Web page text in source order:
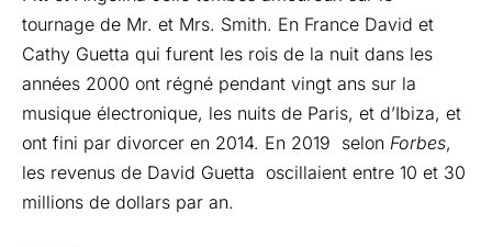
tournage de Mr. et Mrs. Smith. En France David et
Cathy Guetta qui furent les rois de la nuit dans les
années 2000 ont régné pendant vingt ans sur la
musique électronique, les nuits de Paris, et d’Ibiza, et
ont fini par divorcer en 2014. En 2019 selon Forbes,
les revenus de David Guetta oscillaient entre 10 et 30
millions de dollars par an.